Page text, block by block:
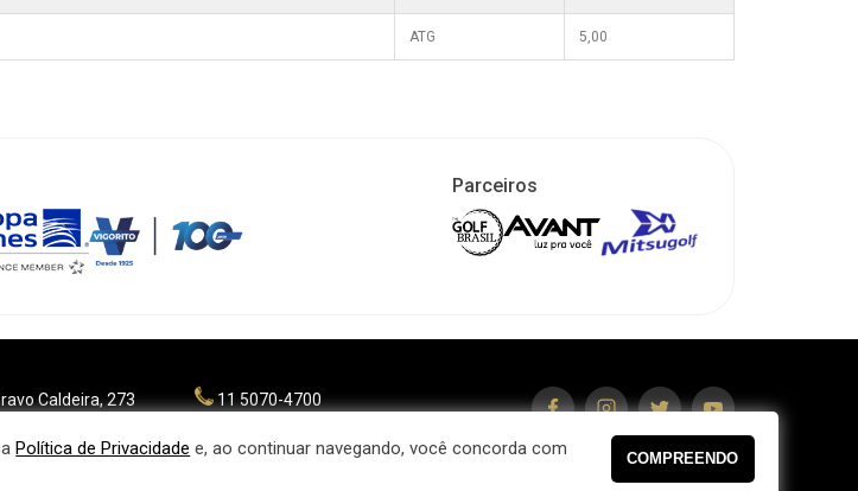
ATG 5,00
Parceiros
Caldeira, 273
11 5070-4700
Política de Privacidade e, ao continuar navegando, você concorda com